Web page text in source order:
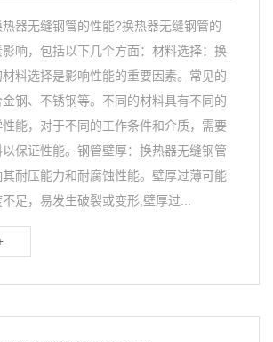
器无缝钢管的性能?换热器无缝钢管的
响，包括以下几个方面：材料选择：换
料选择是影响性能的重要因素。常见的
钢、不锈钢等。不同的材料具有不同的
能，对于不同的工作条件和介质，需要
保证性能。钢管壁厚：换热器无缝钢管
耐压能力和耐腐蚀性能。壁厚过薄可能
足，易发生破裂或变形;壁厚过...